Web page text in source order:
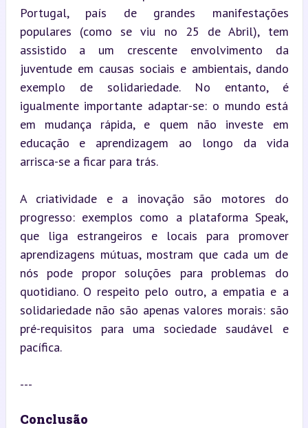
Portugal, país de grandes manifestações
populares (como se viu no 25 de Abril), tem
assistido a um crescente envolvimento da
juventude em causas sociais e ambientais, dando
exemplo de solidariedade. No entanto, é
igualmente importante adaptar-se: o mundo está
em mudança rápida, e quem não investe em
educação e aprendizagem ao longo da vida
arrisca-se a ficar para trás.
A criatividade e a inovação são motores do
progresso: exemplos como a plataforma Speak,
que liga estrangeiros e locais para promover
aprendizagens mútuas, mostram que cada um de
nós pode propor soluções para problemas do
quotidiano. O respeito pelo outro, a empatia e a
solidariedade não são apenas valores morais: são
pré-requisitos para uma sociedade saudável e
pacífica.
---
Conclusão